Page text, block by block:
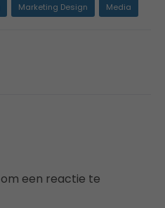
Marketing Design Media
om een reactie te